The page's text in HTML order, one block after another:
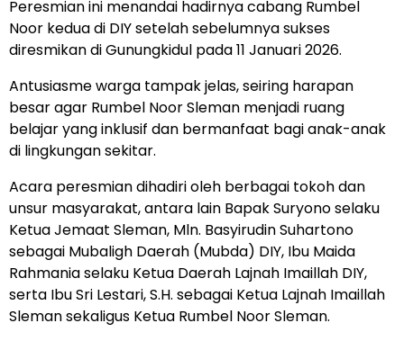
Peresmian ini menandai hadirnya cabang Rumbel
Noor kedua di DIY setelah sebelumnya sukses
diresmikan di Gunungkidul pada 11 Januari 2026.
Antusiasme warga tampak jelas, seiring harapan
besar agar Rumbel Noor Sleman menjadi ruang
belajar yang inklusif dan bermanfaat bagi anak-anak
di lingkungan sekitar.
Acara peresmian dihadiri oleh berbagai tokoh dan
unsur masyarakat, antara lain Bapak Suryono selaku
Ketua Jemaat Sleman, Mln. Basyirudin Suhartono
sebagai Mubaligh Daerah (Mubda) DIY, Ibu Maida
Rahmania selaku Ketua Daerah Lajnah Imaillah DIY,
serta Ibu Sri Lestari, S.H. sebagai Ketua Lajnah Imaillah
Sleman sekaligus Ketua Rumbel Noor Sleman.